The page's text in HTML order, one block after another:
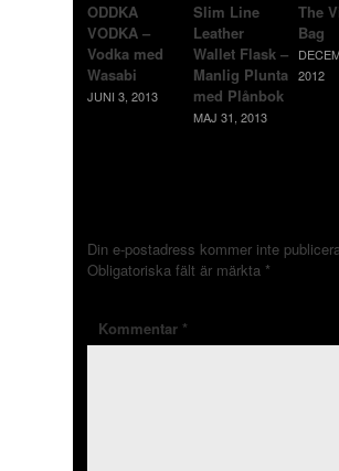
ODDKA
VODKA –
Vodka med
Wasabi
JUNI 3, 2013
Slim Line
Leather
Wallet Flask –
Manlig Plunta
med Plånbok
MAJ 31, 2013
The
Bag
2012
Din e-postadress kommer inte
Obligatoriska fält är märkta *
Kommentar *